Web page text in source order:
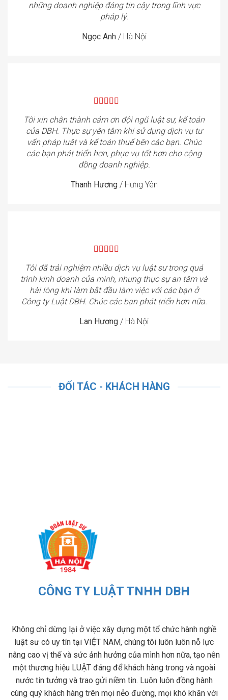
những doanh nghiệp đáng tin cậy trong lĩnh vực
pháp lý.
Ngọc Anh / Hà Nội
Tôi xin chân thành cảm ơn đội ngũ luật sư, kế toán
của DBH. Thực sự yên tâm khi sử dụng dịch vụ tư
vấn pháp luật và kế toán thuế bên các bạn. Chúc
các bạn phát triển hơn, phục vụ tốt hơn cho cộng
đồng doanh nghiệp.
Thanh Hương / Hưng Yên
Tôi đã trải nghiệm nhiều dịch vụ luật sư trong quá
trình kinh doanh của mình, nhưng thực sự an tâm và
hài lòng khi làm bắt đầu làm việc với các bạn ở
Công ty Luật DBH. Chúc các bạn phát triển hơn nữa.
Lan Hương / Hà Nội
ĐỐI TÁC - KHÁCH HÀNG
CÔNG TY LUẬT TNHH DBH
Không chỉ dừng lại ở việc xây dựng một tổ chức hành nghề
luật sư có uy tín tại VIỆT NAM, chúng tôi luôn luôn nỗ lực
nâng cao vị thế và sức ảnh hưởng của mình hơn nữa, tạo nên
một thương hiệu LUẬT đáng để khách hàng trong và ngoài
nước tin tưởng và trao gửi niềm tin. Luôn luôn đồng hành
cùng quý khách hàng trên mọi nẻo đường, mọi khó khăn với